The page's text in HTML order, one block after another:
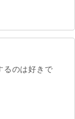
るのは好きで